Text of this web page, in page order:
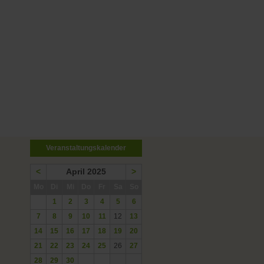
Veranstaltungskalender
< April 2025 >
1
2 3 4 5
6
7
8 9 10 11 12
13
14
15 16 17 18 19
20
21
22 23 24 25 26
27
28
29 30